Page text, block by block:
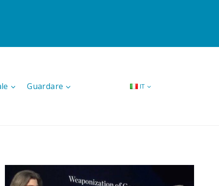
Guardare IT